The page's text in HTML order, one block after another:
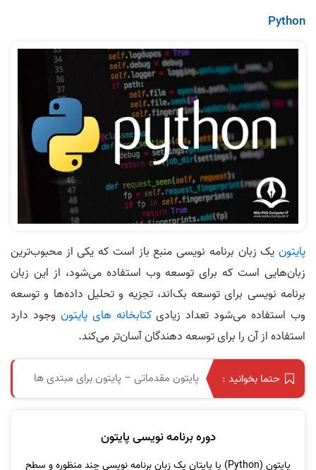
Python
پایتون یک زبان برنامه‌ نویسی منبع باز است که یکی از محبوب‌ترین
زبان‌هایی است که برای توسعه وب استفاده می‌شود، از این زبان
برنامه‌ نویسی برای توسعه بک‌اند، تجزیه و تحلیل داده‌ها و توسعه
وب استفاده می‌شود تعداد زیادیکتابخانه های پایتون وجود دارد
استفاده از آن را برای توسعه دهندگان آسان‌تر می‌کند.
حتما بخوانید : پایتون مقدماتی – پایتون برای مبتدی ها
دوره برنامه نویسی پایتون
پایتون (Python) یا پایتان یک زبان برنامه نویسی چند منظوره و سطح